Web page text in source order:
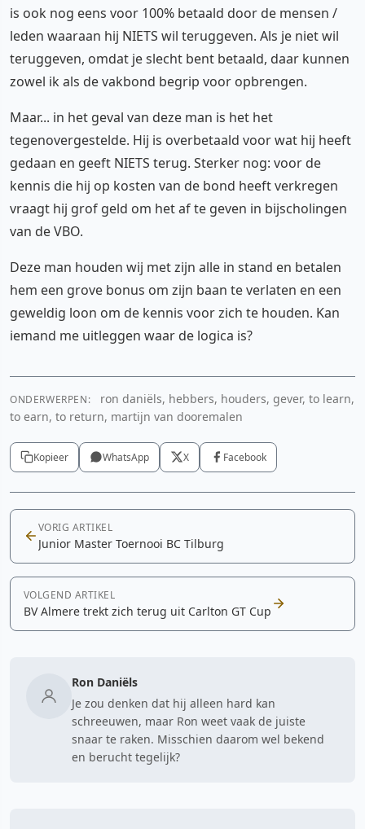
is ook nog eens voor 100% betaald door de mensen /
leden waaraan hij NIETS wil teruggeven. Als je niet wil
teruggeven, omdat je slecht bent betaald, daar kunnen
zowel ik als de vakbond begrip voor opbrengen.
Maar... in het geval van deze man is het het
tegenovergestelde. Hij is overbetaald voor wat hij heeft
gedaan en geeft NIETS terug. Sterker nog: voor de
kennis die hij op kosten van de bond heeft verkregen
vraagt hij grof geld om het af te geven in bijscholingen
van de VBO.
Deze man houden wij met zijn alle in stand en betalen
hem een grove bonus om zijn baan te verlaten en een
geweldig loon om de kennis voor zich te houden. Kan
iemand me uitleggen waar de logica is?
ONDERWERPEN:
ron daniëls, hebbers, houders, gever, to learn,
to earn, to return, martijn van dooremalen
Kopieer WhatsApp X Facebook
VORIG ARTIKEL
Junior Master Toernooi BC Tilburg
VOLGEND ARTIKEL
BV Almere trekt zich terug uit Carlton GT Cup
Ron Daniëls
Je zou denken dat hij alleen hard kan
schreeuwen, maar Ron weet vaak de juiste
snaar te raken. Misschien daarom wel bekend
en berucht tegelijk?